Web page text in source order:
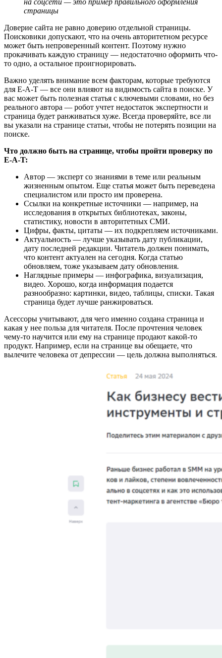
на соцсети — это пример правильного оформления
страницы
Доверие сайта не равно доверию отдельной страницы.
Поисковики допускают, что на очень авторитетном ресурсе
может быть непроверенный контент. Поэтому нужно
прокачивать каждую страницу — недостаточно оформить что-
то одно, а остальное проигнорировать.
Важно уделять внимание всем факторам, которые требуются
для E-A-T — все они влияют на видимость сайта в поиске. У
вас может быть полезная статья с ключевыми словами, но без
реального автора — робот учтет недостаток экспертности и
страница будет ранживаться хуже. Всегда проверяйте, все ли
вы указали на странице статьи, чтобы не потерять позиции на
поиске.
Что должно быть на странице, чтобы пройти проверку по
E-A-T:
Автор — эксперт со знаниями в теме или реальным
жизненным опытом. Еще статья может быть переведена
специалистом или просто им проверена.
Ссылки на конкретные источники — например, на
исследования в открытых библиотеках, законы,
статистику, новости в авторитетных СМИ.
Цифры, факты, цитаты — их подкрепляем источниками.
Актуальность — лучше указывать дату публикации,
дату последней редакции. Читатель должен понимать,
что контент актуален на сегодня. Когда статью
обновляем, тоже указываем дату обновления.
Наглядные примеры — инфографика, визуализация,
видео. Хорошо, когда информация подается
разнообразно: картинки, видео, таблицы, списки. Такая
страница будет лучше ранжироваться.
Асессоры учитывают, для чего именно создана страница и
какая у нее польза для читателя. После прочтения человек
чему-то научится или ему на странице продают какой-то
продукт. Например, если на странице вы обещаете, что
вылечите человека от депрессии — цель должна выполняться.